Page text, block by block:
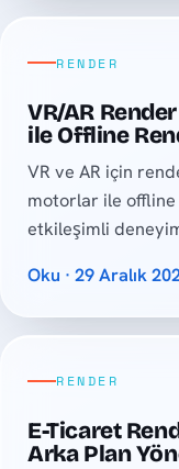
RENDER
VR/AR Render
ile Offline
VR ve AR için
motorlar ile
etkileşimli
Oku · 29 Aralık
RENDER
E-Ticaret
Arka Plan